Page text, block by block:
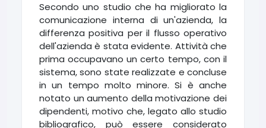
Secondo uno studio che ha migliorato la
comunicazione interna di un'azienda, la
differenza positiva per il flusso operativo
dell'azienda è stata evidente. Attività che
prima occupavano un certo tempo, con il
sistema, sono state realizzate e concluse
in un tempo molto minore. Si è anche
notato un aumento della motivazione dei
dipendenti, motivo che, legato allo studio
bibliografico, può essere considerato